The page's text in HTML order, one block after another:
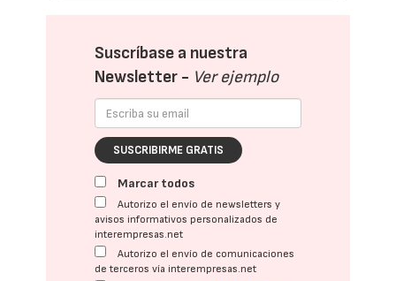
Suscríbase a nuestra
Newsletter - Ver ejemplo
SUSCRIBIRME GRATIS
Marcar todos
Autorizo el envío de newsletters y
avisos informativos personalizados de
interempresas.net
Autorizo el envío de comunicaciones
de terceros vía interempresas.net